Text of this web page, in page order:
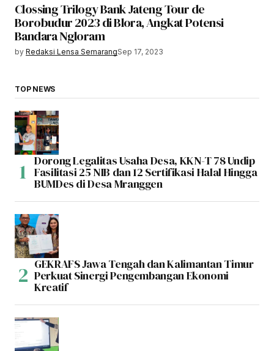
Clossing Trilogy Bank Jateng Tour de
Borobudur 2023 di Blora, Angkat Potensi
Bandara Ngloram
by Redaksi Lensa SemarangSep 17, 2023
TOP NEWS
Dorong Legalitas Usaha Desa, KKN-T 78 Undip
Fasilitasi 25 NIB dan 12 Sertifikasi Halal Hingga
BUMDes di Desa Mranggen
GEKRAFS Jawa Tengah dan Kalimantan Timur
Perkuat Sinergi Pengembangan Ekonomi
Kreatif